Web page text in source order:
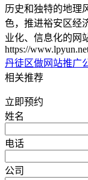
历史和独特的地理
色，推进裕安区经
业化、信息化的网
https://
丹徒区做网站推广
相关推荐
立即预约
姓名
电话
公司